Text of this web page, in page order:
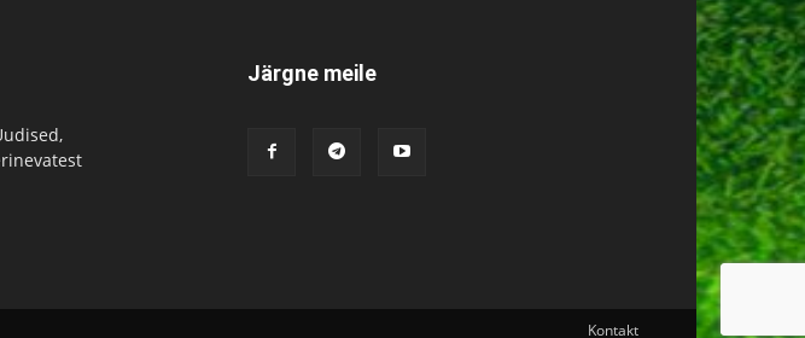
Järgne meile
Kontakt